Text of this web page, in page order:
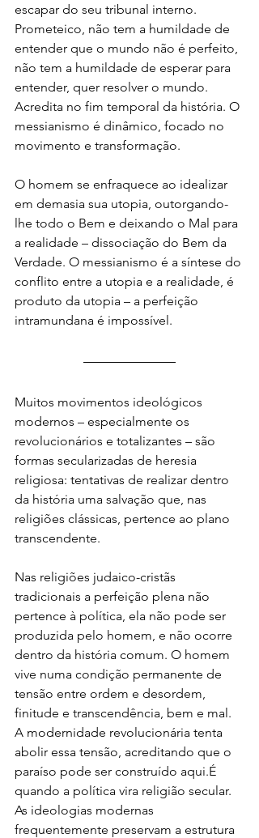
escapar do seu tribunal interno.
Prometeico, não tem a humildade de
entender que o mundo não é perfeito,
não tem a humildade de esperar para
entender, quer resolver o mundo.
Acredita no fim temporal da história. O
messianismo é dinâmico, focado no
movimento e transformação.
O homem se enfraquece ao idealizar
em demasia sua utopia, outorgando-
lhe todo o Bem e deixando o Mal para
a realidade – dissociação do Bem da
Verdade. O messianismo é a síntese do
conflito entre a utopia e a realidade, é
produto da utopia – a perfeição
intramundana é impossível.
Muitos movimentos ideológicos
modernos – especialmente os
revolucionários e totalizantes – são
formas secularizadas de heresia
religiosa: tentativas de realizar dentro
da história uma salvação que, nas
religiões clássicas, pertence ao plano
transcendente.
Nas religiões judaico-cristãs
tradicionais a perfeição plena não
pertence à política, ela não pode ser
produzida pelo homem, e não ocorre
dentro da história comum. O homem
vive numa condição permanente de
tensão entre ordem e desordem,
finitude e transcendência, bem e mal.
A modernidade revolucionária tenta
abolir essa tensão, acreditando que o
paraíso pode ser construído aqui.É
quando a política vira religião secular.
As ideologias modernas
frequentemente preservam a estrutura